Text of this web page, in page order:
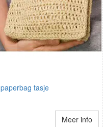
paperbag tasje
Meer info